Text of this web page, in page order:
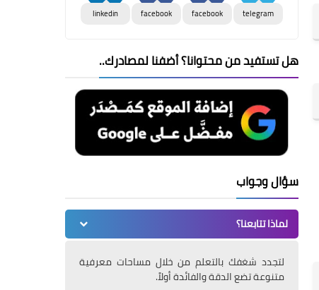
telegram
facebook
facebook
linkedin
هل تستفيد من محتوانا؟ أضفنا لمصادرك..
سؤال وجواب
لماذا تتابعنا؟
لتجدد شغفك بالتعلم من خلال مساحات معرفية
متنوعة تضع الدقة والفائدة أولاً.